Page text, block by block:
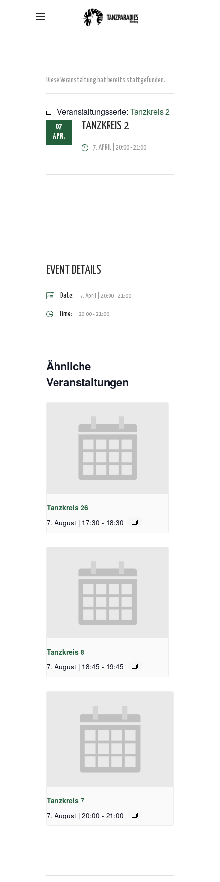
Diese Veranstaltung hat bereits stattgefunden.
Veranstaltungsserie: Tanzkreis 2
07
APR.
TANZKREIS 2
7. APRIL | 20:00-21:00
EVENT DETAILS
Date: 7. April | 20:00-21:00
Time: 20:00 - 21:00
Ähnliche
Veranstaltungen
Tanzkreis 26
7. August | 17:30 - 18:30
Tanzkreis 8
7. August | 18:45 - 19:45
Tanzkreis 7
7. August | 20:00 - 21:00